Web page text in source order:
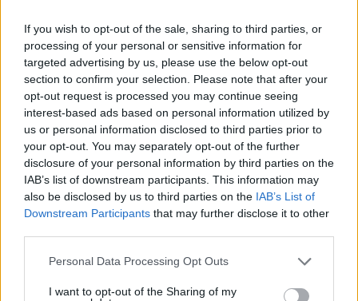
If you wish to opt-out of the sale, sharing to third parties, or
processing of your personal or sensitive information for
targeted advertising by us, please use the below opt-out
section to confirm your selection. Please note that after your
opt-out request is processed you may continue seeing
interest-based ads based on personal information utilized by
us or personal information disclosed to third parties prior to
your opt-out. You may separately opt-out of the further
disclosure of your personal information by third parties on the
IAB’s list of downstream participants. This information may
also be disclosed by us to third parties on the IAB’s List of
Downstream Participants that may further disclose it to other
Please note that this website/app uses one or more Google
not limited to your visit or usage behaviour. You may click to
Personal Data Processing Opt Outs
I want to opt-out of the Sharing of my
να μπορεί να πιέζει το Ισραήλ χωρίς να
αναλαμβάνει μόνη της όλο το κόστος. Και
έδειξε ότι η Ουάσιγκτον, όσο επιδιώκει
συμφωνία με το Ιράν, θα βάζει φρένο σε κάθε
κλιμάκωση που απειλεί να καταπιεί τη
διπλωματία.
Για το Ισραήλ, αυτή είναι η ουσία του νέου
αδιεξόδου. Δεν είναι αδύναμο. Δεν είναι
αφοπλισμένο. Δεν έχει χάσει την ικανότητα να
η στρατιωτική ισχύς αρκεί για να επιβάλει τους
κανόνες.